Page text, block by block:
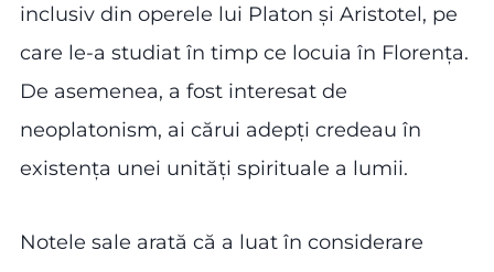
inclusiv din operele lui Platon și Aristotel, pe
care le-a studiat în timp ce locuia în Florența.
De asemenea, a fost interesat de
neoplatonism, ai cărui adepți credeau în
existența unei unități spirituale a lumii.
Notele sale arată că a luat în considerare